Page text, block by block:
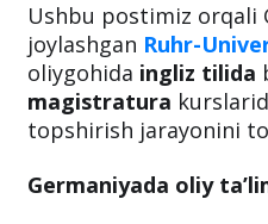
Ushbu postimiz orqali
joylashgan Ruhr-
oliygohida ingliz tilida
magistratura
topshirish jarayonini
Germaniyada oliy